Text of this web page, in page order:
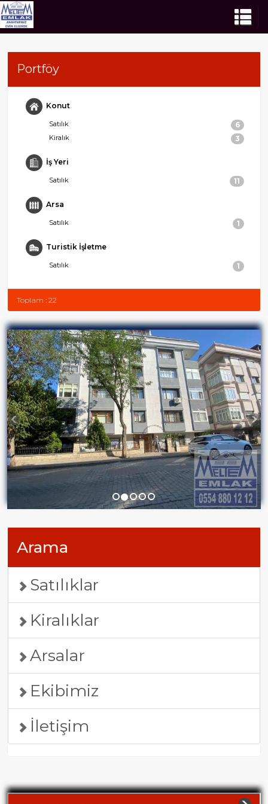
Portföy
Konut
Satılık 6
Kiralık 3
İş Yeri
Satılık 11
Arsa
Satılık 1
Turistik İşletme
Satılık 1
Toplam : 22
Arama
Satılıklar
Kiralıklar
Arsalar
Ekibimiz
İletişim